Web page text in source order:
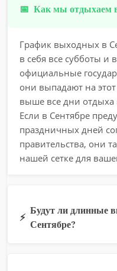
📅 Как мы отдыхаем
График выходных в
в себя все субботы и
официальные
они выпадают на
выше все дни
Если в Сентябре
праздничных дней
правительства, они
нашей сетке для
⚡
Будут ли длинные
Сентябре?